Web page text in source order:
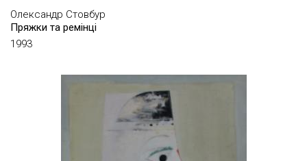
ГОЗІАССОН ФІЛІП
ГОЛУБОВСЬКИЙ ЄВГЕНІЙ
ГОНЧАРОВ ВАСИЛЬ
ГОРБУНОВ В'ЯЧЕСЛАВ
Олександр Стовбур
Пряжки та ремінці
1993